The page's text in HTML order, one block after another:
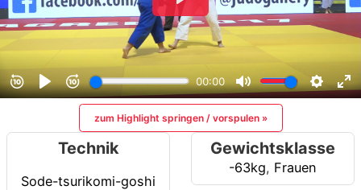
zum Highlight springen / vorspulen »
Technik
Sode-tsurikomi-goshi
Gewichtsklasse
-63kg, Frauen